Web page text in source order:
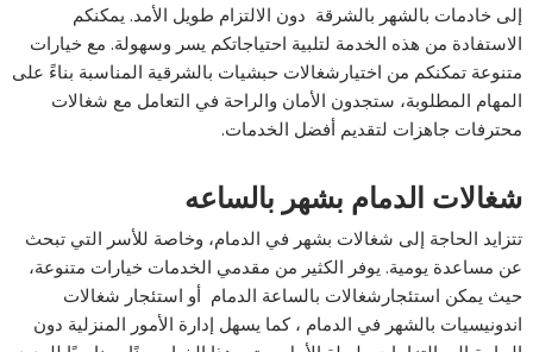
إلى خادمات بالشهر بالشرقة دون الالتزام طويل الأمد. يمكنكم
الاستفادة من هذه الخدمة لتلبية احتياجاتكم يسر وسهولة. مع خيارات
متنوعة تمكنكم من اختيارشغالات حبشيات بالشرقية المناسبة بناءً على
المهام المطلوبة، ستجدون الأمان والراحة في التعامل مع شغالات
محترفات جاهزات لتقديم أفضل الخدمات.
شغالات الدمام بشهر بالساعه
تتزايد الحاجة إلى شغالات بشهر في الدمام، وخاصة للأسر التي تبحث
عن مساعدة يومية. يوفر الكثير من مقدمي الخدمات خيارات متنوعة،
حيث يمكن استئجارشغالات بالساعة الدمام أو استئجار شغالات
اندونيسيات بالشهر في الدمام ، كما يسهل إدارة الأمور المنزلية دون